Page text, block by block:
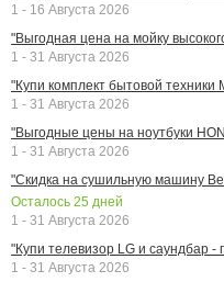
1 - 16 Августа 2026
"Выгодная цена на мойку
1 - 31 Августа 2026
"Купи комплект бытовой техники
1 - 31 Августа 2026
"Выгодные цены на ноутбуки
1 - 31 Августа 2026
"Скидка на сушильную машину
Осталось 25 дней
1 - 31 Августа 2026
"Купи телевизор LG и саундбар -
1 - 31 Августа 2026